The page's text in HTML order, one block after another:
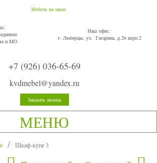
и МО
Наш офис:
г. Люберцы, ул. Гагарина, д.26 корп.2
+7 (926) 036-65-69
kvdmebel@yandex.ru
Заказать звонок
МЕНЮ
Шкаф-купе 3